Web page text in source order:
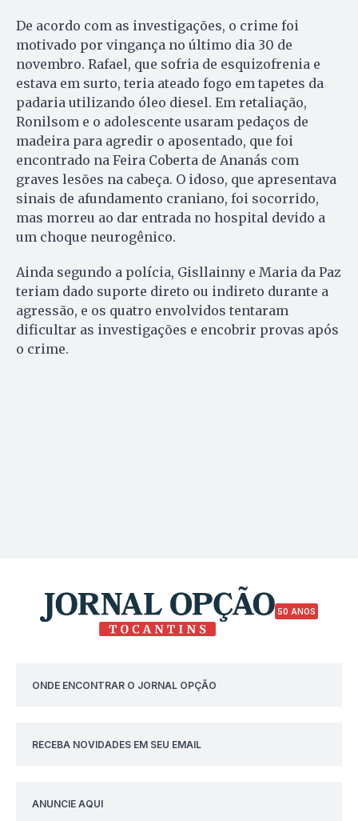
De acordo com as investigações, o crime foi
motivado por vingança no último dia 30 de
novembro. Rafael, que sofria de esquizofrenia e
estava em surto, teria ateado fogo em tapetes da
padaria utilizando óleo diesel. Em retaliação,
Ronilsom e o adolescente usaram pedaços de
madeira para agredir o aposentado, que foi
encontrado na Feira Coberta de Ananás com
graves lesões na cabeça. O idoso, que apresentava
sinais de afundamento craniano, foi socorrido,
mas morreu ao dar entrada no hospital devido a
um choque neurogênico.
Ainda segundo a polícia, Gisllainny e Maria da Paz
teriam dado suporte direto ou indireto durante a
agressão, e os quatro envolvidos tentaram
dificultar as investigações e encobrir provas após
o crime.
50 ANOS
ONDE ENCONTRAR O JORNAL OPÇÃO
RECEBA NOVIDADES EM SEU EMAIL
ANUNCIE AQUI